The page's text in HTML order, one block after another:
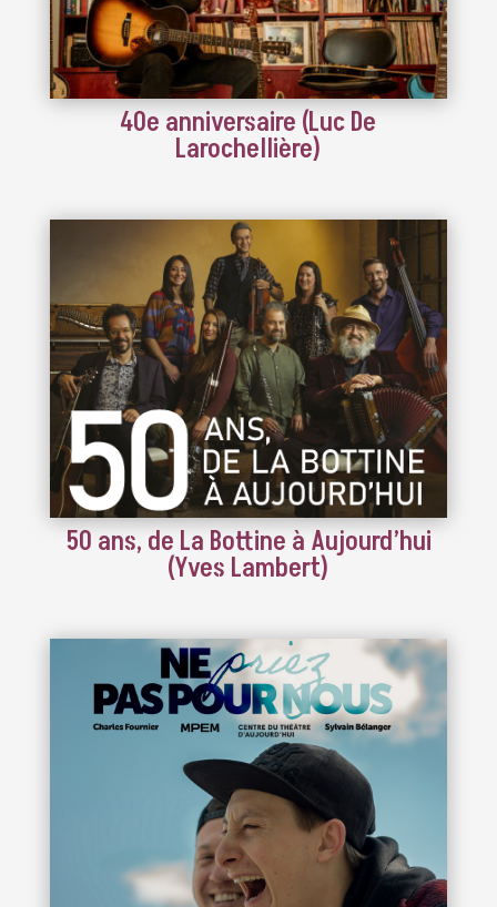
40e anniversaire (Luc De
Larochellière)
50 ans, de La Bottine à Aujourd’hui
(Yves Lambert)